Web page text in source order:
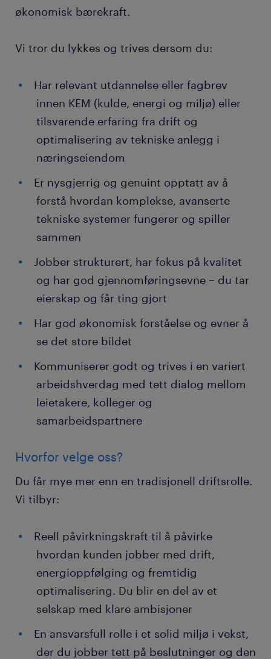
økonomisk bærekraft.
Vi tror du lykkes og trives dersom du:
Har relevant utdannelse eller fagbrev
innen KEM (kulde, energi og miljø) eller
tilsvarende erfaring fra drift og
optimalisering av tekniske anlegg i
næringseiendom
Er nysgjerrig og genuint opptatt av å
forstå hvordan komplekse, avanserte
tekniske systemer fungerer og spiller
sammen
Jobber strukturert, har fokus på kvalitet
og har god gjennomføringsevne – du tar
eierskap og får ting gjort
Har god økonomisk forståelse og evner å
se det store bildet
Kommuniserer godt og trives i en variert
arbeidshverdag med tett dialog mellom
leietakere, kolleger og
samarbeidspartnere
Hvorfor velge oss?
Du får mye mer enn en tradisjonell driftsrolle.
Vi tilbyr:
Reell påvirkningskraft til å påvirke
hvordan kunden jobber med drift,
energioppfølging og fremtidig
optimalisering. Du blir en del av et
selskap med klare ambisjoner
En ansvarsfull rolle i et solid miljø i vekst,
der du jobber tett på beslutninger og den